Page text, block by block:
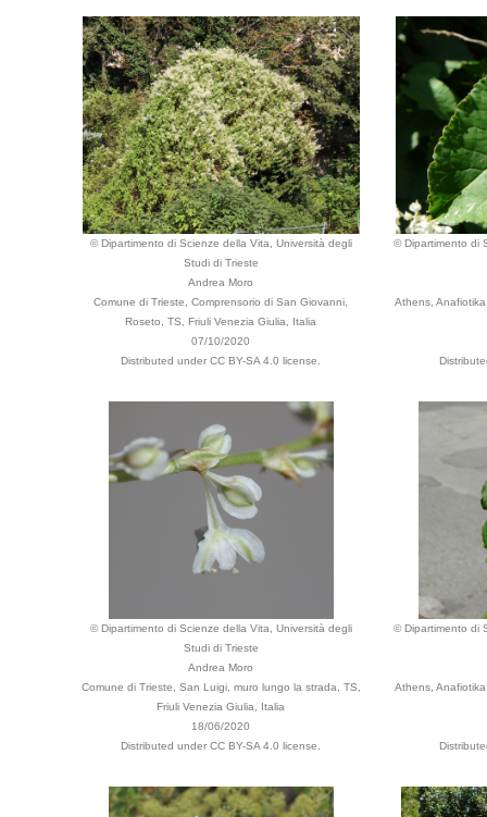
© Dipartimento di Scienze della Vita, Università degli
Studi di Trieste
Andrea Moro
Comune di Trieste, Comprensorio di San Giovanni,
Roseto, TS, Friuli Venezia Giulia, Italia
07/10/2020
Distributed under CC BY-SA 4.0 license.
© Dipartimento di
Athens,
© Dipartimento di Scienze della Vita, Università degli
Studi di Trieste
Andrea Moro
Comune di Trieste, San Luigi, muro lungo la strada, TS,
Friuli Venezia Giulia, Italia
18/06/2020
Distributed under CC BY-SA 4.0 license.
© Dipartimento di
Athens,